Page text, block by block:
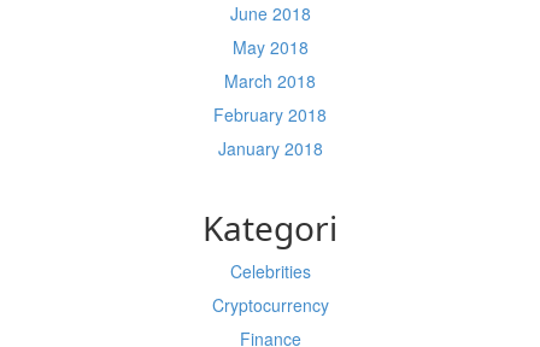
June 2018
May 2018
March 2018
February 2018
January 2018
Kategori
Celebrities
Cryptocurrency
Finance